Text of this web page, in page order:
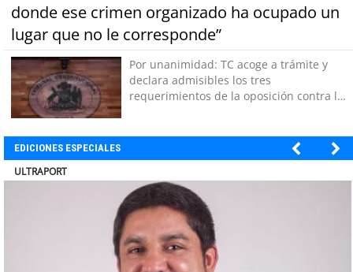
donde ese crimen organizado ha ocupado un
lugar que no le corresponde”
Por unanimidad: TC acoge a trámite y
declara admisibles los tres
requerimientos de la oposición contra la
EDICIONES ESPECIALES
BANCO DE CHILE